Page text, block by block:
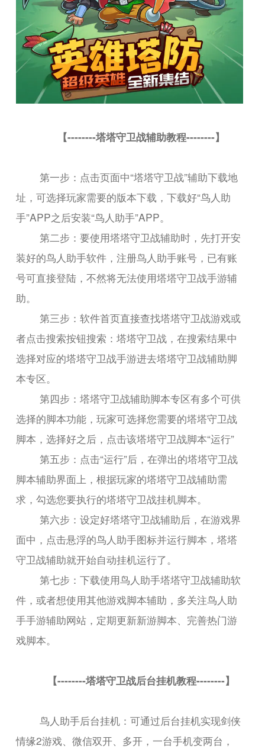
【--------塔塔守卫战辅助教程--------】
第一步：点击页面中“塔塔守卫战”辅助下载地
址，可选择玩家需要的版本下载，下载好“鸟人助
手”APP之后安装“鸟人助手”APP。
第二步：要使用塔塔守卫战辅助时，先打开安
装好的鸟人助手软件，注册鸟人助手账号，已有账
号可直接登陆，不然将无法使用塔塔守卫战手游辅
助。
第三步：软件首页直接查找塔塔守卫战游戏或
者点击搜索按钮搜索：塔塔守卫战，在搜索结果中
选择对应的塔塔守卫战手游进去塔塔守卫战辅助脚
本专区。
第四步：塔塔守卫战辅助脚本专区有多个可供
选择的脚本功能，玩家可选择您需要的塔塔守卫战
脚本，选择好之后，点击该塔塔守卫战脚本“运行”
第五步：点击“运行”后，在弹出的塔塔守卫战
脚本辅助界面上，根据玩家的塔塔守卫战辅助需
求，勾选您要执行的塔塔守卫战挂机脚本。
第六步：设定好塔塔守卫战辅助后，在游戏界
面中，点击悬浮的鸟人助手图标并运行脚本，塔塔
守卫战辅助就开始自动挂机运行了。
第七步：下载使用鸟人助手塔塔守卫战辅助软
件，或者想使用其他游戏脚本辅助，多关注鸟人助
手手游辅助网站，定期更新新游脚本、完善热门游
戏脚本。
【--------塔塔守卫战后台挂机教程--------】
鸟人助手后台挂机：可通过后台挂机实现剑侠
情缘2游戏、微信双开、多开，一台手机变两台，